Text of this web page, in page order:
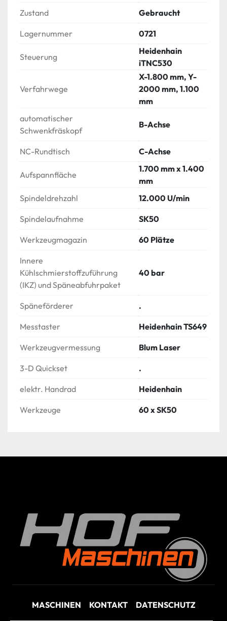
Zustand Gebraucht
Lagernummer 0721
Steuerung
Heidenhain
iTNC530
Verfahrwege
X-1.800 mm, Y-
2000 mm, 1.100
mm
automatischer
Schwenkfräskopf
B-Achse
NC-Rundtisch C-Achse
Aufspannfläche
1.700 mm x 1.400
mm
Spindeldrehzahl
12.000 U/min
Spindelaufnahme SK50
Werkzeugmagazin 60 Plätze
Innere
Kühlschmierstoffzuführung
(IKZ) und Späneabfuhrpaket
40 bar
Späneförderer .
Messtaster Heidenhain TS649
Werkzeugvermessung Blum Laser
3-D Quickset .
elektr. Handrad Heidenhain
Werkzeuge 60 x SK50
MASCHINEN KONTAKT
DATENSCHUTZ